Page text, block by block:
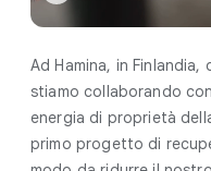
Ad Hamina, in
stiamo collaborando
energia di proprietà
primo progetto di